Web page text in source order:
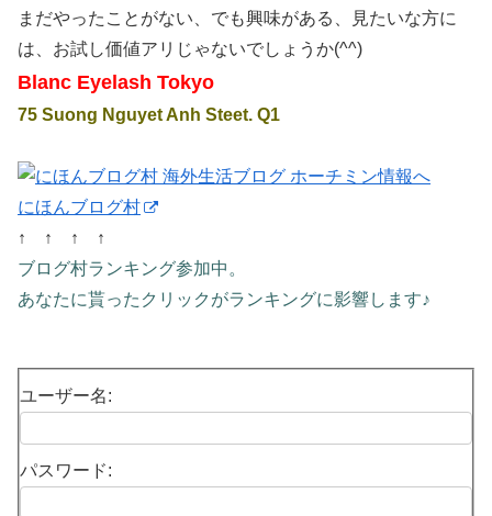
まだやったことがない、でも興味がある、見たいな方に
は、お試し価値アリじゃないでしょうか(^^)
Blanc Eyelash Tokyo
75 Suong Nguyet Anh Steet. Q1
にほんブログ村
↑ ↑ ↑ ↑
ブログ村ランキング参加中。
あなたに貰ったクリックがランキングに影響します♪
ユーザー名:
パスワード: